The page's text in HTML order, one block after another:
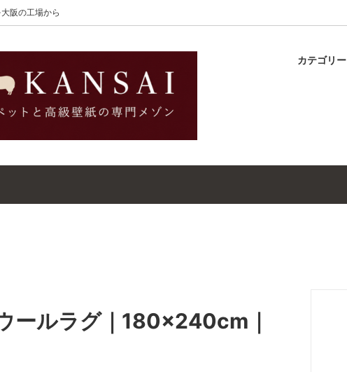
阪の工場から
カテゴリー
ットクリーナー｜シミトリ剤
ラグ
ペットガイド
ールラグ｜180×240cm｜